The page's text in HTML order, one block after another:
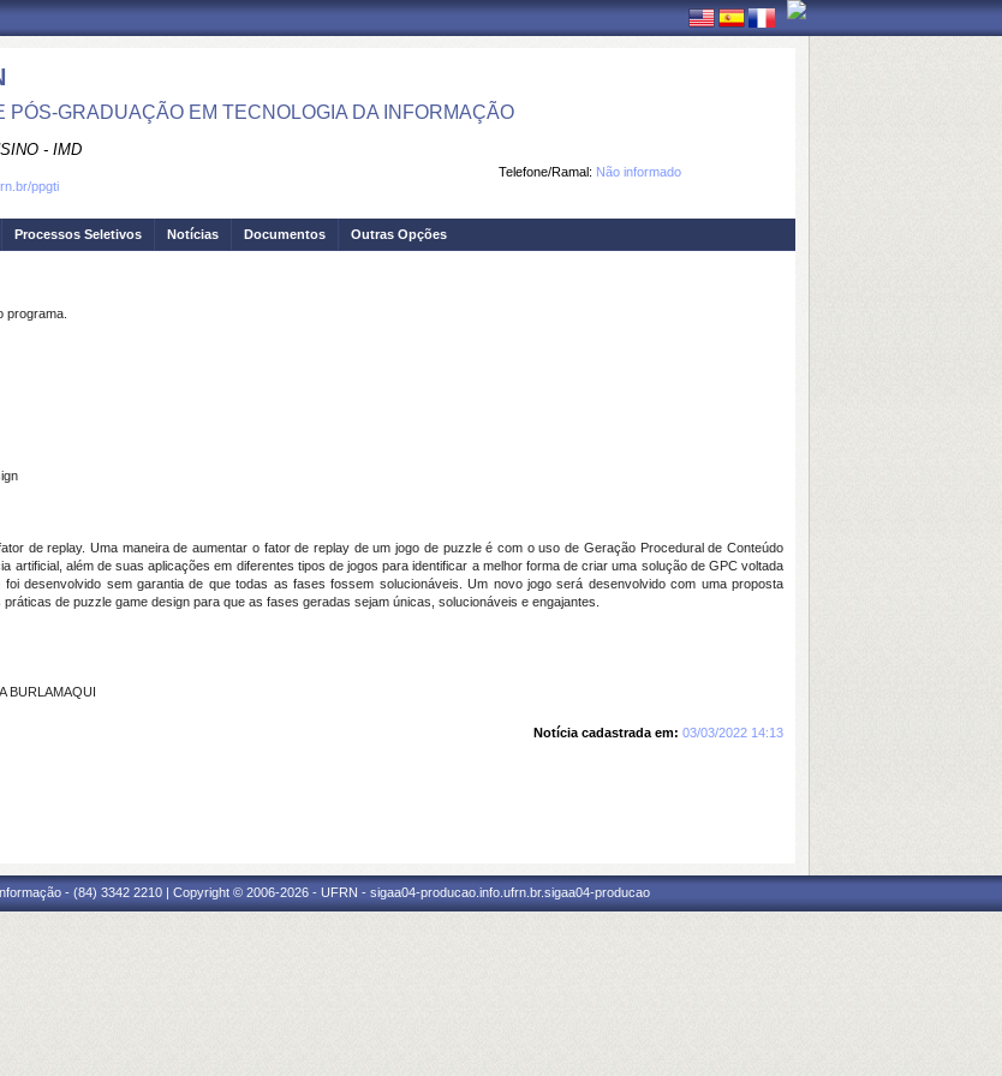
PÓS-GRADUAÇÃO EM TECNOLOGIA DA INFORMAÇÃO
- IMD
Telefone/Ramal: Não informado
ppgti
Processos Seletivos Notícias Documentos Outras Opções
programa.
de replay. Uma maneira de aumentar o fator de replay de um jogo de puzzle é com o uso de Geração Procedural de Conteúdo
artificial, além de suas aplicações em diferentes tipos de jogos para identificar a melhor forma de criar uma solução de GPC voltada
desenvolvido sem garantia de que todas as fases fossem solucionáveis. Um novo jogo será desenvolvido com uma proposta
de puzzle game design para que as fases geradas sejam únicas, solucionáveis e engajantes.
BURLAMAQUI
Notícia cadastrada em: 03/03/2022 14:13
- (84) 3342 2210 | Copyright © 2006-2026 - UFRN - sigaa04-producao.info.ufrn.br.sigaa04-producao